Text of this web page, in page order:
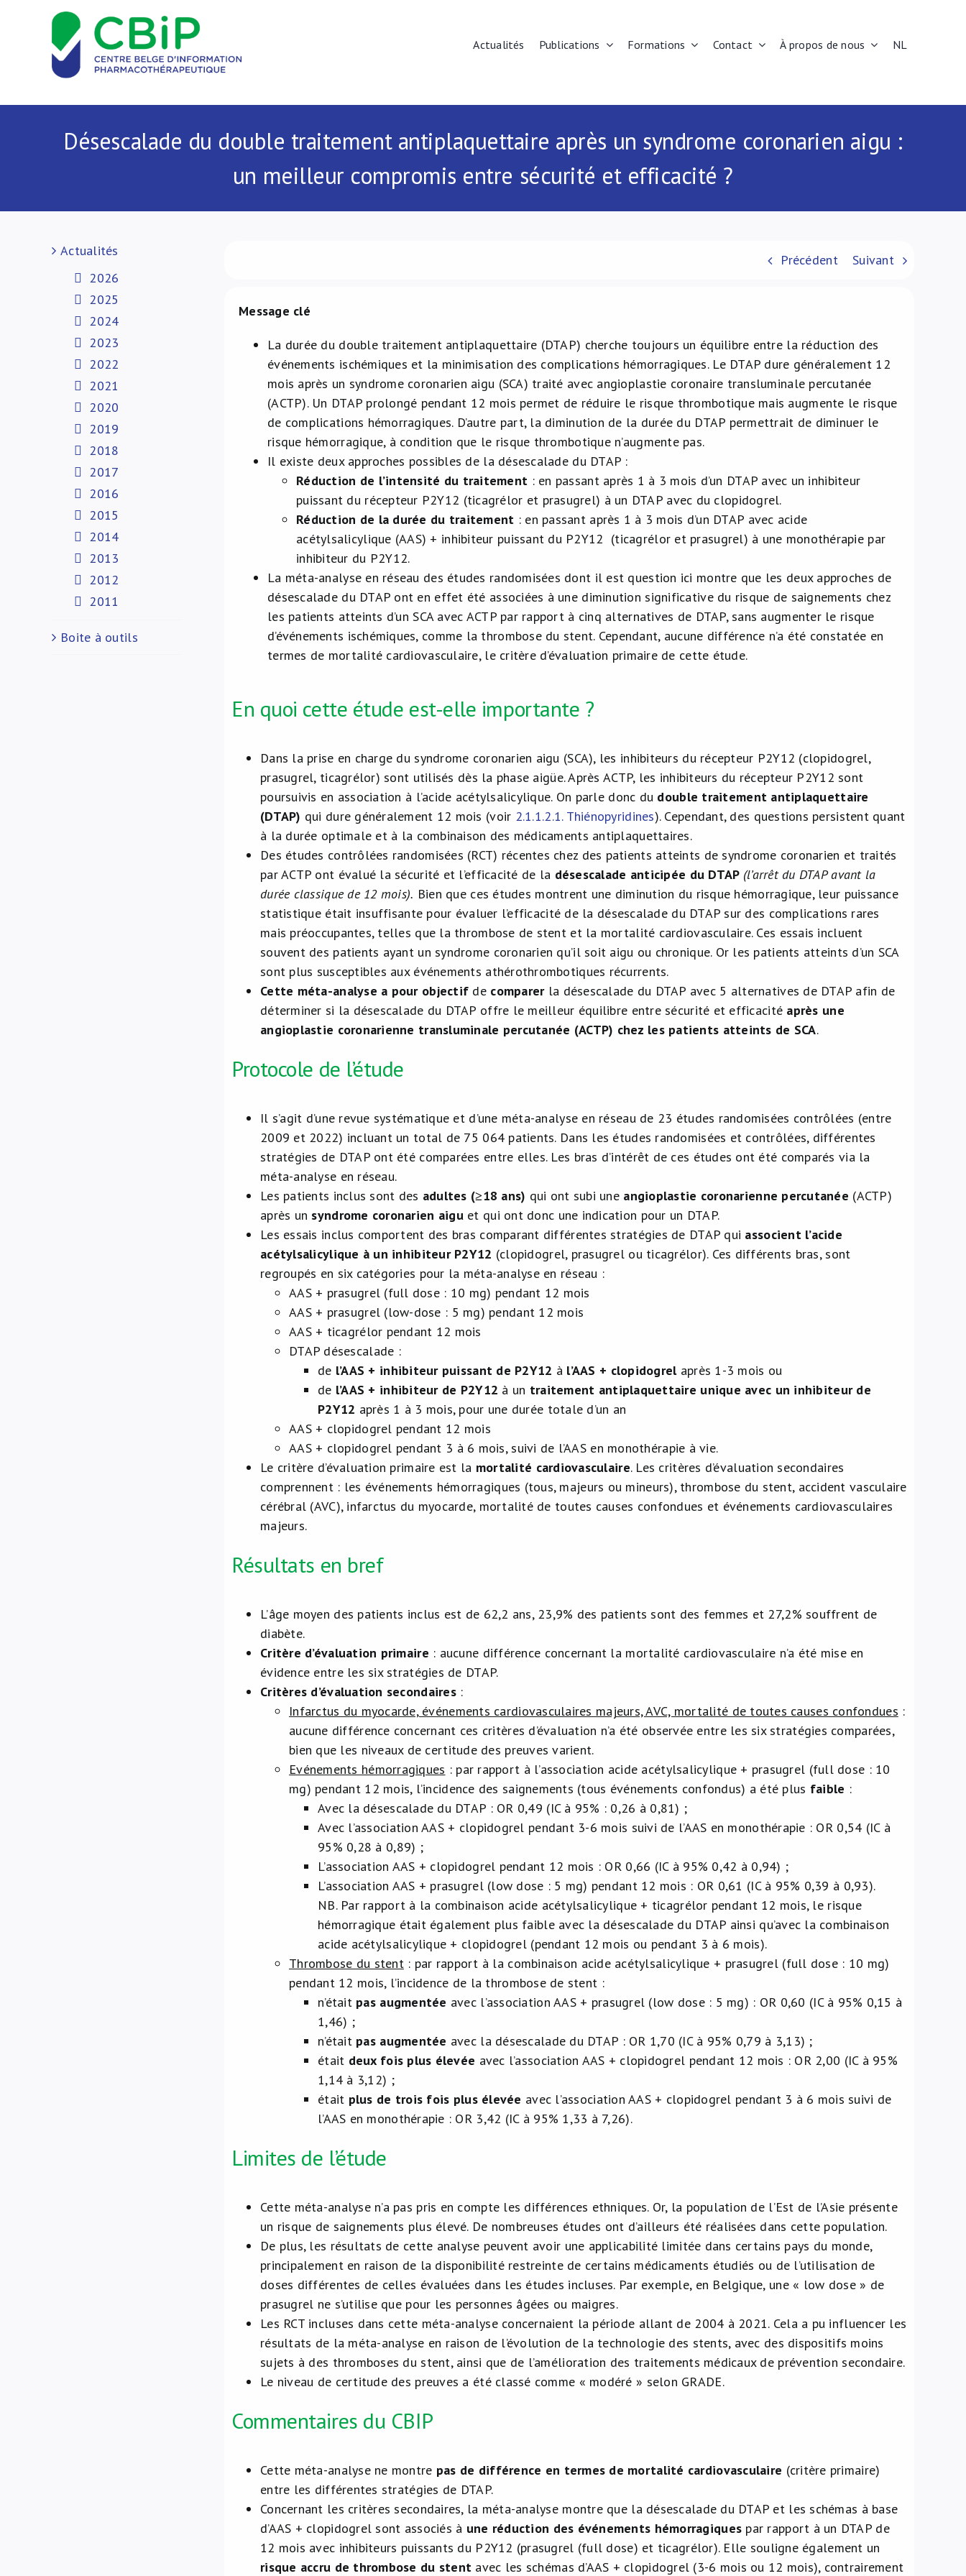
Actualités Publications Formations Contact À propos de nous NL
Désescalade du double traitement antiplaquettaire après un syndrome coronarien aigu :
un meilleur compromis entre sécurité et efficacité ?
Précédent Suivant
Message clé​
La durée du double traitement antiplaquettaire (DTAP) cherche toujours un équilibre entre la réduction des
événements ischémiques et la minimisation des complications hémorragiques. Le DTAP dure généralement 12
mois après un syndrome coronarien aigu (SCA) traité avec angioplastie coronaire transluminale percutanée
(ACTP). Un DTAP prolongé pendant 12 mois permet de réduire le risque thrombotique mais augmente le risque
de complications hémorragiques. D’autre part, la diminution de la durée du DTAP permettrait de diminuer le
risque hémorragique, à condition que le risque thrombotique n’augmente pas.
Il existe deux approches possibles de la désescalade du DTAP :
Réduction de l’intensité du traitement : en passant après 1 à 3 mois d’un DTAP avec un inhibiteur
puissant du récepteur P2Y12 (ticagrélor et prasugrel) à un DTAP avec du clopidogrel.
Réduction de la durée du traitement : en passant après 1 à 3 mois d’un DTAP avec acide
acétylsalicylique (AAS) + inhibiteur puissant du P2Y12 (ticagrélor et prasugrel) à une monothérapie par
inhibiteur du P2Y12.
La méta-analyse en réseau des études randomisées dont il est question ici montre que les deux approches de
désescalade du DTAP ont en effet été associées à une diminution significative du risque de saignements chez
les patients atteints d’un SCA avec ACTP par rapport à cinq alternatives de DTAP, sans augmenter le risque
d’événements ischémiques, comme la thrombose du stent. Cependant, aucune différence n’a été constatée en
termes de mortalité cardiovasculaire, le critère d’évaluation primaire de cette étude.
En quoi cette étude est-elle importante ?
Dans la prise en charge du syndrome coronarien aigu (SCA), les inhibiteurs du récepteur P2Y12 (clopidogrel,
prasugrel, ticagrélor) sont utilisés dès la phase aigüe. Après ACTP, les inhibiteurs du récepteur P2Y12 sont
poursuivis en association à l’acide acétylsalicylique. On parle donc du double traitement antiplaquettaire
(DTAP) qui dure généralement 12 mois (voir 2.1.1.2.1. Thiénopyridines). Cependant, des questions persistent quant
à la durée optimale et à la combinaison des médicaments antiplaquettaires.
Des études contrôlées randomisées (RCT) récentes chez des patients atteints de syndrome coronarien et traités
par ACTP ont évalué la sécurité et l’efficacité de la désescalade anticipée du DTAP (l’arrêt du DTAP avant la
durée classique de 12 mois). Bien que ces études montrent une diminution du risque hémorragique, leur puissance
statistique était insuffisante pour évaluer l’efficacité de la désescalade du DTAP sur des complications rares
mais préoccupantes, telles que la thrombose de stent et la mortalité cardiovasculaire. Ces essais incluent
souvent des patients ayant un syndrome coronarien qu’il soit aigu ou chronique. Or les patients atteints d’un SCA
sont plus susceptibles aux événements athérothrombotiques récurrents.
Cette méta-analyse a pour objectif de comparerla désescalade du DTAP avec 5 alternatives de DTAP afin de
déterminer si la désescalade du DTAP offre le meilleur équilibre entre sécurité et efficacité après une
angioplastie coronarienne transluminale percutanée (ACTP) chez les patients atteints de SCA.
Protocole de l’étude
Il s’agit d’une revue systématique et d’une méta-analyse en réseau de 23 études randomisées contrôlées (entre
2009 et 2022) incluant un total de 75 064 patients. Dans les études randomisées et contrôlées, différentes
stratégies de DTAP ont été comparées entre elles. Les bras d’intérêt de ces études ont été comparés via la
méta-analyse en réseau.
Les patients inclus sont des adultes (≥18 ans) qui ont subi une angioplastie coronarienne percutanée (ACTP)
après un syndrome coronarien aiguet qui ont donc une indication pour un DTAP.
Les essais inclus comportent des bras comparant différentes stratégies de DTAP qui associent l’acide
acétylsalicylique à un inhibiteur P2Y12 (clopidogrel, prasugrel ou ticagrélor). Ces différents bras, sont
regroupés en six catégories pour la méta-analyse en réseau :
AAS + prasugrel (full dose : 10 mg) pendant 12 mois
AAS + prasugrel (low-dose : 5 mg) pendant 12 mois
AAS + ticagrélor pendant 12 mois
DTAP désescalade :
de l’AAS + inhibiteur puissant de P2Y12 à l’AAS + clopidogrelaprès 1-3 mois ou
de l’AAS + inhibiteur de P2Y12 à un traitement antiplaquettaire unique avec un inhibiteur de
P2Y12 après 1 à 3 mois, pour une durée totale d’un an
AAS + clopidogrel pendant 12 mois
AAS + clopidogrel pendant 3 à 6 mois, suivi de l’AAS en monothérapie à vie.
Le critère d’évaluation primaire est la mortalité cardiovasculaire. Les critères d’évaluation secondaires
comprennent : les événements hémorragiques (tous, majeurs ou mineurs), thrombose du stent, accident vasculaire
cérébral (AVC), infarctus du myocarde, mortalité de toutes causes confondues et événements cardiovasculaires
majeurs.
Résultats en bref
L’âge moyen des patients inclus est de 62,2 ans, 23,9% des patients sont des femmes et 27,2% souffrent de
diabète.
Critère d’évaluation primaire : aucune différence concernant la mortalité cardiovasculaire n’a été mise en
évidence entre les six stratégies de DTAP.
Critères d’évaluation secondaires:
Infarctus du myocarde, événements cardiovasculaires majeurs, AVC, mortalité de toutes causes confondues :
aucune différence concernant ces critères d’évaluation n’a été observée entre les six stratégies comparées,
bien que les niveaux de certitude des preuves varient.
Evénements hémorragiques : par rapport à l’association acide acétylsalicylique + prasugrel (full dose : 10
mg) pendant 12 mois, l’incidence des saignements (tous événements confondus) a été plus faible :
Avec la désescalade du DTAP : OR 0,49 (IC à 95% : 0,26 à 0,81) ;
Avec l’association AAS + clopidogrel pendant 3-6 mois suivi de l’AAS en monothérapie : OR 0,54 (IC à
95% 0,28 à 0,89) ;
L’association AAS + clopidogrel pendant 12 mois : OR 0,66 (IC à 95% 0,42 à 0,94) ;
L’association AAS + prasugrel (low dose : 5 mg) pendant 12 mois : OR 0,61 (IC à 95% 0,39 à 0,93).
NB. Par rapport à la combinaison acide acétylsalicylique + ticagrélor pendant 12 mois, le risque
hémorragique était également plus faible avec la désescalade du DTAP ainsi qu’avec la combinaison
acide acétylsalicylique + clopidogrel (pendant 12 mois ou pendant 3 à 6 mois).
Thrombose du stent: par rapport à la combinaison acide acétylsalicylique + prasugrel (full dose : 10 mg)
pendant 12 mois, l’incidence de la thrombose de stent :
n’était pas augmentée avec l’association AAS + prasugrel (low dose : 5 mg) : OR 0,60 (IC à 95% 0,15 à
1,46) ;
n’était pas augmentée avec la désescalade du DTAP : OR 1,70 (IC à 95% 0,79 à 3,13) ;
était deux fois plus élevée avec l’association AAS + clopidogrel pendant 12 mois : OR 2,00 (IC à 95%
1,14 à 3,12) ;
était plus de trois fois plus élevée avec l’association AAS + clopidogrel pendant 3 à 6 mois suivi de
l’AAS en monothérapie : OR 3,42 (IC à 95% 1,33 à 7,26).
Limites de l’étude
Cette méta-analyse n’a pas pris en compte les différences ethniques. Or, la population de l’Est de l’Asie présente
un risque de saignements plus élevé. De nombreuses études ont d’ailleurs été réalisées dans cette population.
De plus, les résultats de cette analyse peuvent avoir une applicabilité limitée dans certains pays du monde,
principalement en raison de la disponibilité restreinte de certains médicaments étudiés ou de l’utilisation de
doses différentes de celles évaluées dans les études incluses. Par exemple, en Belgique, une « low dose » de
prasugrel ne s’utilise que pour les personnes âgées ou maigres.
Les RCT incluses dans cette méta-analyse concernaient la période allant de 2004 à 2021. Cela a pu influencer les
résultats de la méta-analyse en raison de l’évolution de la technologie des stents, avec des dispositifs moins
sujets à des thromboses du stent, ainsi que de l’amélioration des traitements médicaux de prévention secondaire.
Le niveau de certitude des preuves a été classé comme « modéré » selon GRADE.
Commentaires du CBIP
Cette méta-analyse ne montre pas de différence en termes de mortalité cardiovasculaire (critère primaire)
entre les différentes stratégies de DTAP.
Concernant les critères secondaires, la méta-analyse montre que la désescalade du DTAP et les schémas à base
d’AAS + clopidogrel sont associés à une réduction des événements hémorragiques par rapport à un DTAP de
12 mois avec inhibiteurs puissants du P2Y12 (prasugrel (full dose) et ticagrélor). Elle souligne également un
risque accru de thrombose du stent avec les schémas d’AAS + clopidogrel (3-6 mois ou 12 mois), contrairement
Actualités
2026
2025
2024
2023
2022
2021
2020
2019
2018
2017
2016
2015
2014
2013
2012
2011
Boite à outils